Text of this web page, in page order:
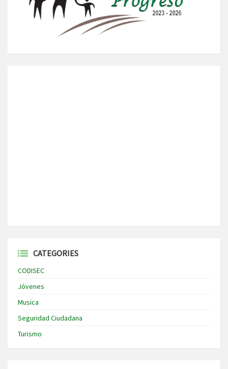
CATEGORIES
CODISEC
Jóvenes
Musica
Seguridad Ciudadana
Turismo